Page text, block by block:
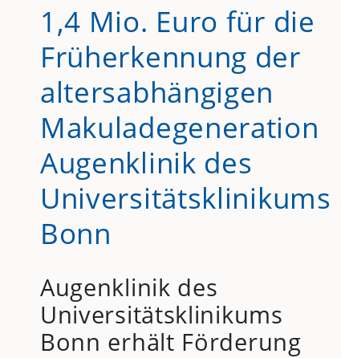
1,4 Mio. Euro für die
Früherkennung der
altersabhängigen
Makuladegeneration
Augenklinik des
Universitätsklinikums
Bonn
Augenklinik des
Universitätsklinikums
Bonn erhält Förderung